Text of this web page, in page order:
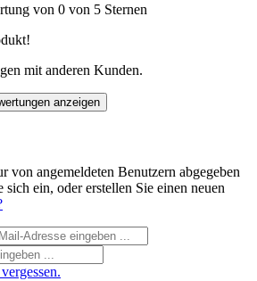
von 0 von 5 Sternen
mit anderen Kunden.
anzeigen
von angemeldeten Benutzern abgegeben
ein, oder erstellen Sie einen neuen